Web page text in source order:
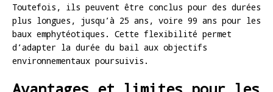
Toutefois, ils peuvent être conclus pour des durées
plus longues, jusqu’à 25 ans, voire 99 ans pour les
baux emphytéotiques. Cette flexibilité permet
d’adapter la durée du bail aux objectifs
environnementaux poursuivis.